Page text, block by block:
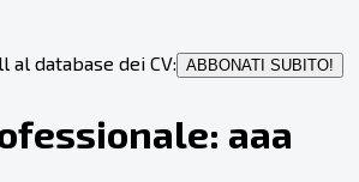
al database dei CV: ABBONATI SUBITO!
aaa